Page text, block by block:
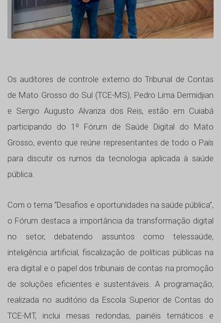
Os auditores de controle externo do Tribunal de Contas
de Mato Grosso do Sul (TCE-MS), Pedro Lima Dermidjian
e Sergio Augusto Alvariza dos Reis, estão em Cuiabá
participando do 1º Fórum de Saúde Digital do Mato
Grosso, evento que reúne representantes de todo o País
para discutir os rumos da tecnologia aplicada à saúde
pública.
Com o tema “Desafios e oportunidades na saúde pública”,
o Fórum destaca a importância da transformação digital
no setor, debatendo assuntos como telessaúde,
inteligência artificial, fiscalização de políticas públicas na
era digital e o papel dos tribunais de contas na promoção
de soluções eficientes e sustentáveis. A programação,
realizada no auditório da Escola Superior de Contas do
TCE-MT, inclui mesas redondas, painéis temáticos e